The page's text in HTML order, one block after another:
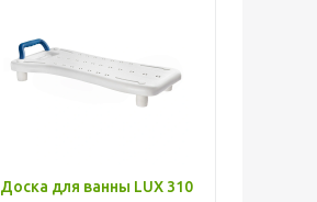
Доска для ванны LUX 310